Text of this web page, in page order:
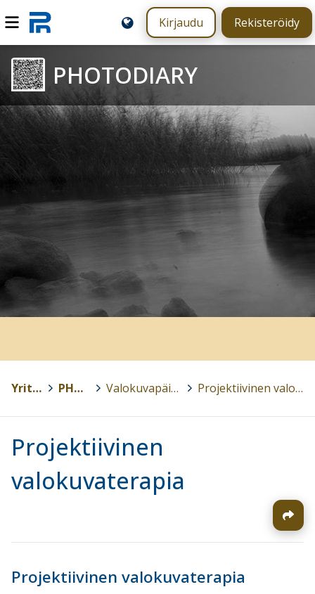
Kirjaudu Rekisteröidy
PHOTODIARY
Yritykset PHOTODIARY > Valokuvapäiväkirja menetelmänä > Projektiivinen valokuvaterapia
Projektiivinen
valokuvaterapia
Projektiivinen valokuvaterapia